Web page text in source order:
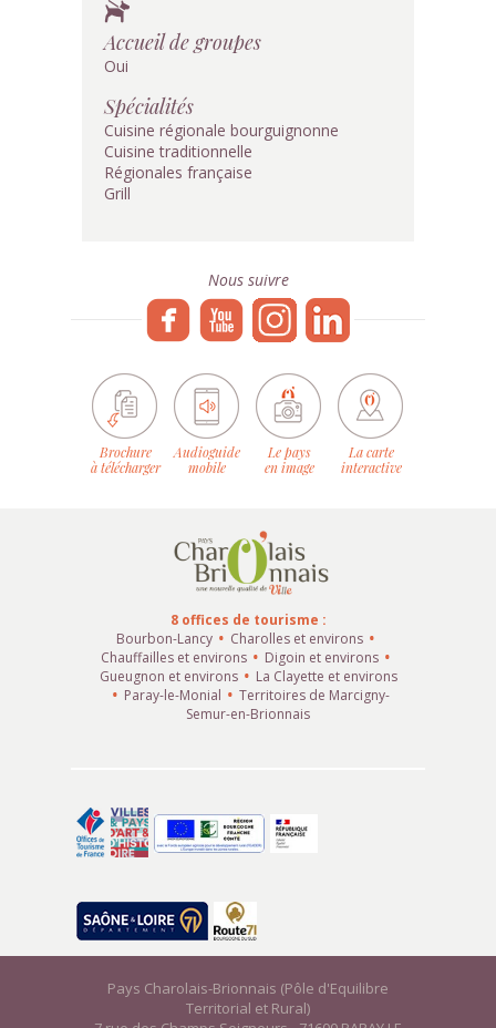
Accueil de groupes
Oui
Spécialités
Cuisine régionale bourguignonne
Cuisine traditionnelle
Régionales française
Grill
Nous suivre
Brochure
à télécharger
Audioguide
mobile
Le pays
en image
La carte
interactive
8 offices de tourisme :
Bourbon-Lancy
Charolles et environs
Chauffailles et environs
Digoin et environs
Gueugnon et environs
La Clayette et environs
Paray-le-Monial
Territoires de Marcigny-
Semur-en-Brionnais
Pays Charolais-Brionnais (Pôle d'Equilibre
Territorial et Rural)